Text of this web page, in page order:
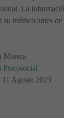
La
médico antes
Morera
Psicosocial
Agosto 2023
bajo el Signo
Jugando: